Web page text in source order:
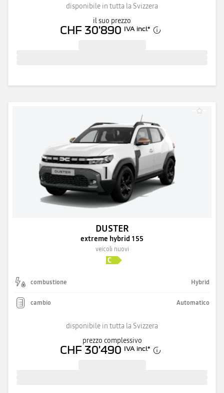
disponibile in tutta la Svizzera
il suo prezzo
CHF 30'890 IVA incl.*
DUSTER
extreme hybrid 155
veicoli nuovi
combustione Hybrid
cambio Automatico
disponibile in tutta la Svizzera
prezzo complessivo
CHF 30'490 IVA incl.*